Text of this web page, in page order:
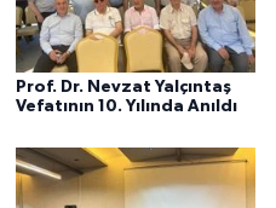
Prof. Dr. Nevzat Yalçıntaş
Vefatının 10. Yılında Anıldı